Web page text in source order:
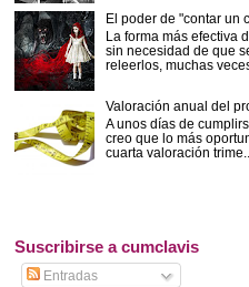
El poder de "contar un
La forma más efectiva
sin necesidad de que
releerlos, muchas
Valoración anual del
A unos días de
creo que lo más
cuarta valoración trime...
Suscribirse a cumclavis
Entradas